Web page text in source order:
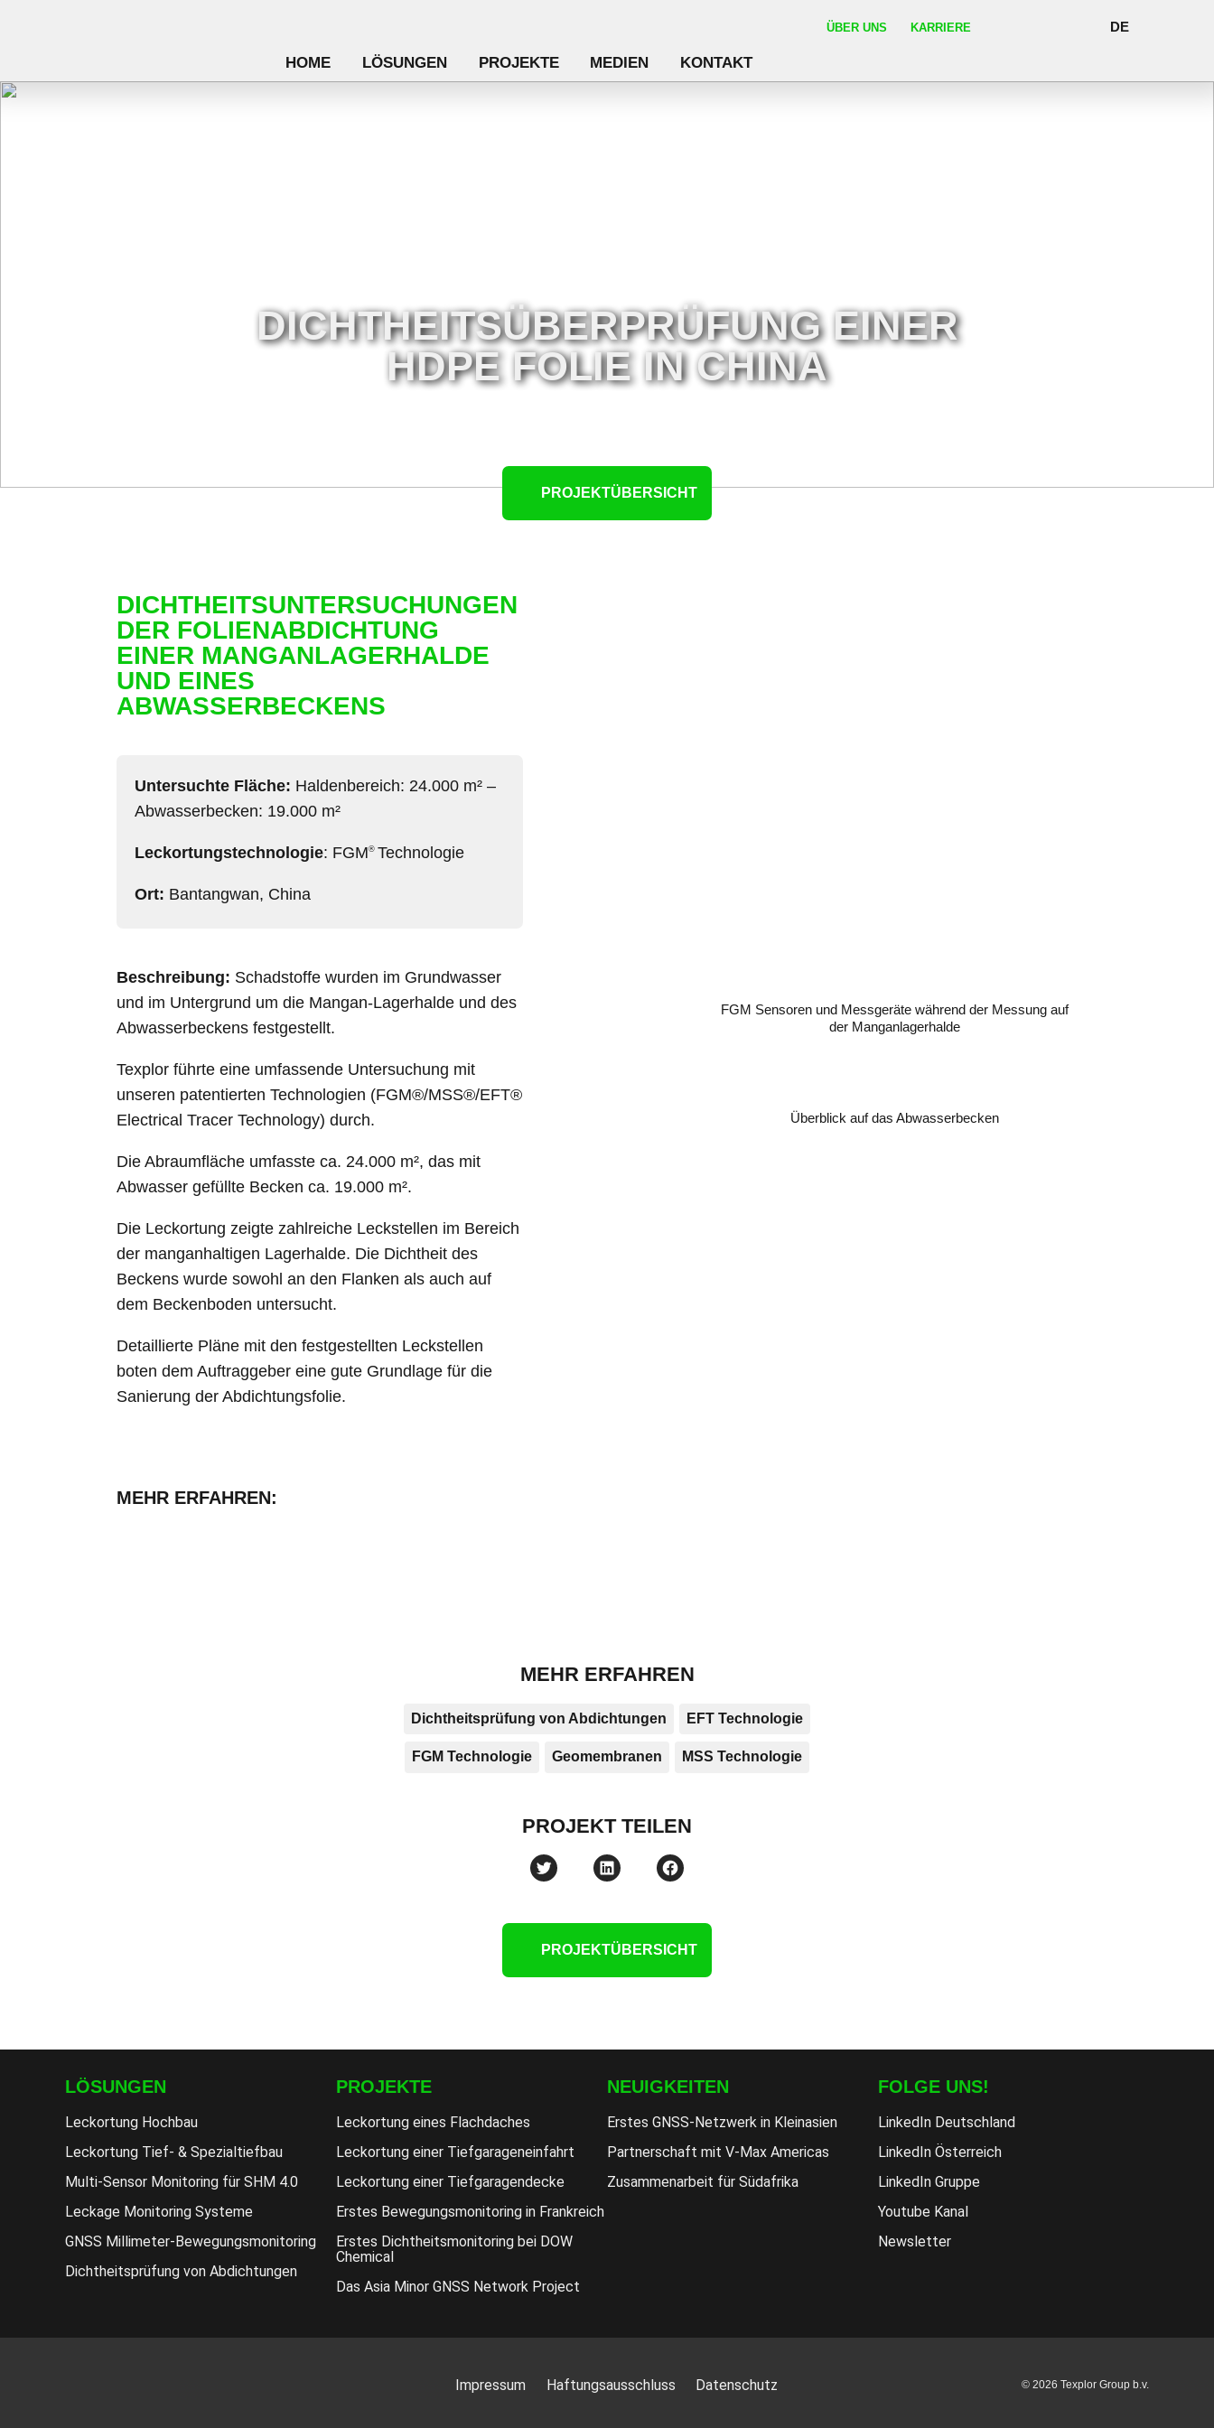
HOME LÖSUNGEN PROJEKTE MEDIEN KONTAKT
ÜBER UNS KARRIERE DE
DICHTHEITSÜBERPRÜFUNG EINER
HDPE FOLIE IN CHINA
PROJEKTÜBERSICHT
DICHTHEITSUNTERSUCHUNGEN
DER FOLIENABDICHTUNG
EINER MANGANLAGERHALDE
UND EINES
ABWASSERBECKENS
Untersuchte Fläche: Haldenbereich: 24.000 m² –
Abwasserbecken: 19.000 m²
Leckortungstechnologie: FGM® Technologie
Ort: Bantangwan, China
Beschreibung: Schadstoffe wurden im Grundwasser
und im Untergrund um die Mangan-Lagerhalde und des
Abwasserbeckens festgestellt.
Texplor führte eine umfassende Untersuchung mit
unseren patentierten Technologien (FGM®/MSS®/EFT®
Electrical Tracer Technology) durch.
Die Abraumfläche umfasste ca. 24.000 m², das mit
Abwasser gefüllte Becken ca. 19.000 m².
Die Leckortung zeigte zahlreiche Leckstellen im Bereich
der manganhaltigen Lagerhalde. Die Dichtheit des
Beckens wurde sowohl an den Flanken als auch auf
dem Beckenboden untersucht.
Detaillierte Pläne mit den festgestellten Leckstellen
boten dem Auftraggeber eine gute Grundlage für die
Sanierung der Abdichtungsfolie.
MEHR ERFAHREN:
FGM Sensoren und Messgeräte während der Messung auf
der Manganlagerhalde
Überblick auf das Abwasserbecken
MEHR ERFAHREN
Dichtheitsprüfung von Abdichtungen EFT Technologie
FGM Technologie Geomembranen MSS Technologie
PROJEKT TEILEN
PROJEKTÜBERSICHT
LÖSUNGEN
Leckortung Hochbau
Leckortung Tief- & Spezialtiefbau
Multi-Sensor Monitoring für SHM 4.0
Leckage Monitoring Systeme
GNSS Millimeter-Bewegungsmonitoring
Dichtheitsprüfung von Abdichtungen
PROJEKTE
Leckortung eines Flachdaches
Leckortung einer Tiefgarageneinfahrt
Leckortung einer Tiefgaragendecke
Erstes Bewegungsmonitoring in Frankreich
Erstes Dichtheitsmonitoring bei DOW
Chemical
Das Asia Minor GNSS Network Project
NEUIGKEITEN
Erstes GNSS-Netzwerk in Kleinasien
Partnerschaft mit V-Max Americas
Zusammenarbeit für Südafrika
FOLGE UNS!
LinkedIn Deutschland
LinkedIn Österreich
LinkedIn Gruppe
Youtube Kanal
Newsletter
Impressum Haftungsausschluss Datenschutz © 2026 Texplor Group b.v.